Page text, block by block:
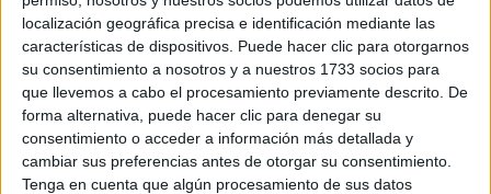
localización geográfica precisa e identificación mediante las
características de dispositivos. Puede hacer clic para otorgarnos
su consentimiento a nosotros y a nuestros 1733 socios para
que llevemos a cabo el procesamiento previamente descrito. De
forma alternativa, puede hacer clic para denegar su
consentimiento o acceder a información más detallada y
cambiar sus preferencias antes de otorgar su consentimiento.
Tenga en cuenta que algún procesamiento de sus datos
Circuitos
F1
Fórmula E
F2 / F3 / F4
Resistencia
Indycar
Otros